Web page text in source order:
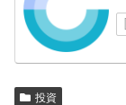
投資